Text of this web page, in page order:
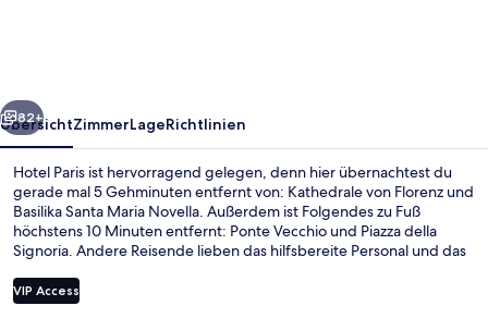
Weiter
82+
ÜbersichtZimmerLageRichtlinien
Hotel Paris ist hervorragend gelegen, denn hier übernachtest du
gerade mal 5 Gehminuten entfernt von: Kathedrale von Florenz und
Basilika Santa Maria Novella. Außerdem ist Folgendes zu Fuß
höchstens 10 Minuten entfernt: Ponte Vecchio und Piazza della
Signoria. Andere Reisende lieben das hilfsbereite Personal und das
Fußmarsch entfernt: Zur Straßenbahnhaltestelle Unità sind es 3
Minuten und zur Straßenbahnhaltestelle Valfonda - Stazione Santa
VIP Access